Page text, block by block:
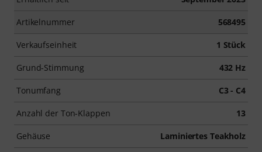
Artikelnummer 568495
Verkaufseinheit 1 Stück
Grund-Stimmung 432 Hz
Tonumfang C3 - C4
Anzahl der Ton-Klappen 13
Gehäuse Laminiertes Teakholz